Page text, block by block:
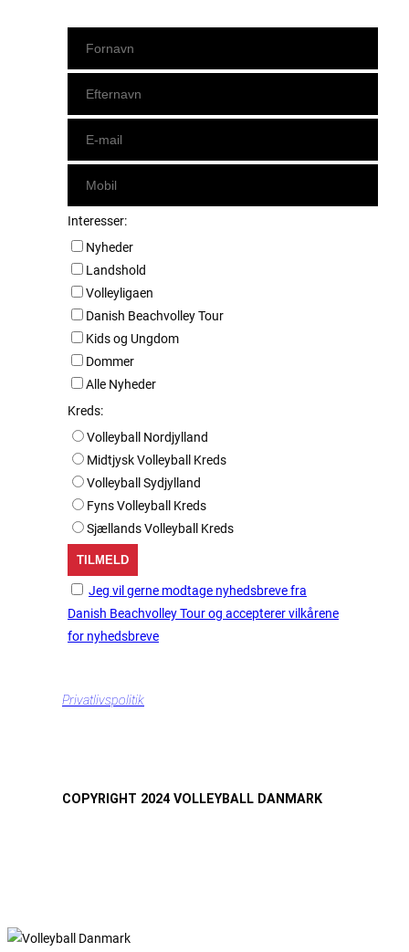
Interesser:
Nyheder
Landshold
Volleyligaen
Danish Beachvolley Tour
Kids og Ungdom
Dommer
Alle Nyheder
Kreds:
Volleyball Nordjylland
Midtjysk Volleyball Kreds
Volleyball Sydjylland
Fyns Volleyball Kreds
Sjællands Volleyball Kreds
Jeg vil gerne modtage nyhedsbreve fra
Danish Beachvolley Tour og accepterer vilkårene
for nyhedsbreve
Privatlivspolitik
COPYRIGHT 2024 VOLLEYBALL DANMARK